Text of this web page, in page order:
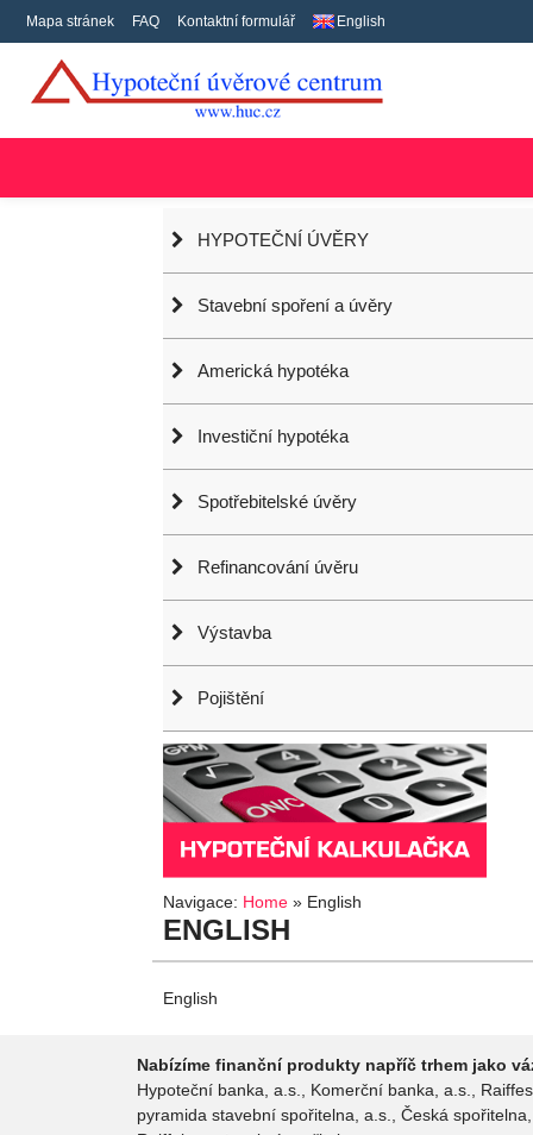
Mapa stránek FAQ Kontaktní formulář English
HYPOTEČNÍ ÚVĚRY
Stavební spoření a úvěry
Americká hypotéka
Investiční hypotéka
Spotřebitelské úvěry
Refinancování úvěru
Výstavba
Pojištění
Navigace: Home » English
ENGLISH
English
Nabízíme finanční produkty napříč trhem jako
Hypoteční banka, a.s., Komerční banka, a.s.,
pyramida stavební spořitelna, a.s., Česká